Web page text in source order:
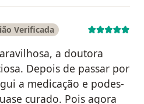
Verificada
a doutora
Depois de passar por
a medicação e podes-
curado. Pois agora